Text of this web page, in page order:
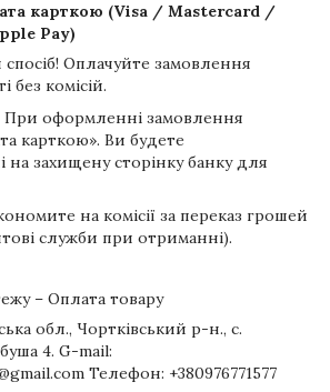
карткою (Visa / Mastercard /
Pay)
Оплачуйте замовлення
без комісій.
При оформленні замовлення
карткою». Ви будете
на захищену сторінку банку для
на комісії за переказ грошей
служби при отриманні).
– Оплата товару
обл., Чортківський р-н., с.
4. G-mail:
Телефон: +380976771577